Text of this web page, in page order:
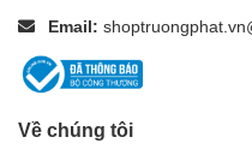
Email:
Về chúng tôi